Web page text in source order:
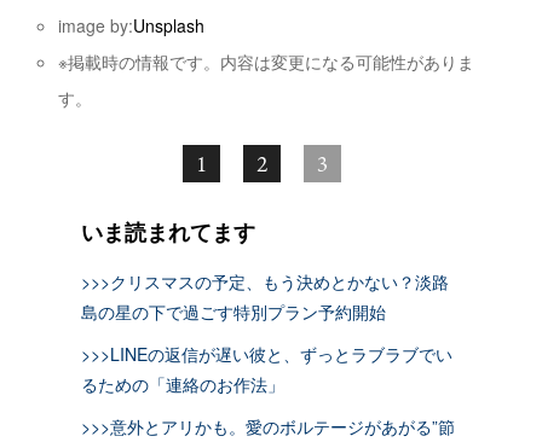
image by:Unsplash
※掲載時の情報です。内容は変更になる可能性がありま
す。
1 2 3
いま読まれてます
>>>クリスマスの予定、もう決めとかない？淡路
島の星の下で過ごす特別プラン予約開始
>>>LINEの返信が遅い彼と、ずっとラブラブでい
るための「連絡のお作法」
>>>意外とアリかも。愛のボルテージがあがる”節